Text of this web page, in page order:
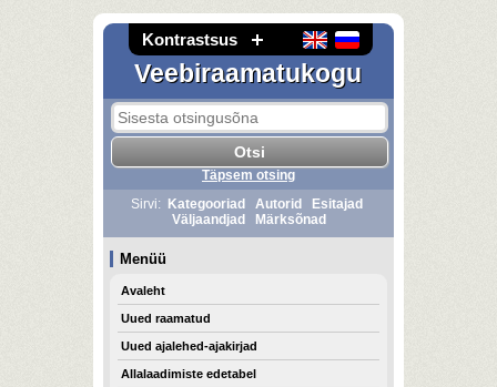
Kontrastsus
Veebiraamatukogu
Täpsem otsing
Sirvi:
Kategooriad Autorid
Esitajad
Väljaandjad
Märksõnad
Menüü
Avaleht
Uued raamatud
Uued ajalehed-ajakirjad
Allalaadimiste edetabel